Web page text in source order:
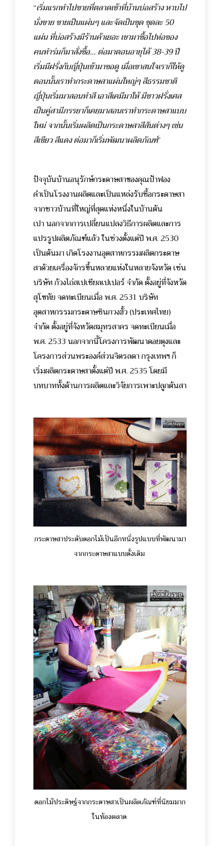
“เริ่มแรกทำไปขายที่ตลาดเช้าที่บ้านบ่อสร้าง หาบไป
นั่งขาย ขายเป็นแผ่นๆ และจัดเป็นชุด ชุดละ 50
แผ่น ที่บ่อสร้างมีร้านค้าเยอะ เขามาซื้อไปห่อของ
คนทำร่มก็มาสั่งซื้อ… ต่อมาตอนอายุได้ 38-39 ปี
เริ่มมีฝรั่งกับญี่ปุ่นเข้ามาขอดู เมื่อเขาสนใจเราก็ให้ดู
ตอนนั้นเราทำกระดาษสาแผ่นใหญ่ๆ สีธรรมชาติ
ญี่ปุ่นเริ่มมาสอนทำสี เอาสีเคมีมาให้ มีชาวฝรั่งเศส
เป็นคู่สามีภรรยาก็เคยมาสอนเราทำกระดาษสาแบบ
ใหม่ จากนั้นเริ่มผลิตเป็นกระดาษสาสีสันต่างๆ เช่น
สีเขียว สีแดง ต่อมาก็เริ่มพัฒนาผลิตภัณฑ์”
ปัจจุบันบ้านอนุรักษ์กระดาษสาของคุณป้าฟอง
คำเป็นโรงงานผลิตและเป็นแหล่งรับซื้อกระดาษสา
จากชาวบ้านที่ใหญ่ที่สุดแห่งหนึ่งในบ้านต้น
เปานอกจากการเปลี่ยนแปลงวิธีการผลิตและการ
แปรรูปผลิตภัณฑ์แล้ว ในช่วงตั้งแต่ปี พ.ศ. 2530
เป็นต้นมา เกิดโรงงานอุตสาหกรรมผลิตกระดาษ
สาด้วยเครื่องจักรขึ้นหลายแห่งในหลายจังหวัด เช่น
บริษัท ก้วงไถ่สเปเชียลเปเปอร์ จำกัด ตั้งอยู่ที่จังหวัด
สุโขทัย จดทะเบียนเมื่อ พ.ศ. 2531 บริษัท
อุตสาหกรรมกระดาษซินกวงฮั้ว (ประเทศไทย)
จำกัด ตั้งอยู่ที่จังหวัดสมุทรสาคร จดทะเบียนเมื่อ
พ.ศ. 2533 นอกจากนี้โครงการพัฒนาดอยตุงและ
โครงการส่วนพระองค์ส่วนจิตรลดา กรุงเทพฯ ก็
เริ่มผลิตกระดาษสาตั้งแต่ปี พ.ศ. 2535 โดยมี
บทบาททั้งด้านการผลิตและวิจัยการเพาะปลูกต้นสา
กระดาษสาประดับดอกไม้เป็นอีกหนึ่งรูปแบบที่พัฒนามา
จากกระดาษสาแบบดั้งเดิม
ดอกไม้ประดิษฐ์จากกระดาษสาเป็นผลิตภัณฑ์ที่นิยมมาก
ในท้องตลาด